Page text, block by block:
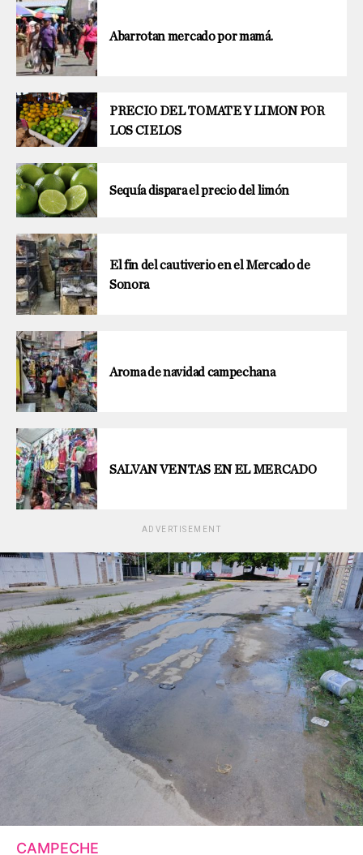
Abarrotan mercado por mamá.
PRECIO DEL TOMATE Y LIMON POR
LOS CIELOS
Sequía dispara el precio del limón
El fin del cautiverio en el Mercado de
Sonora
Aroma de navidad campechana
SALVAN VENTAS EN EL MERCADO
ADVERTISEMENT
CAMPECHE